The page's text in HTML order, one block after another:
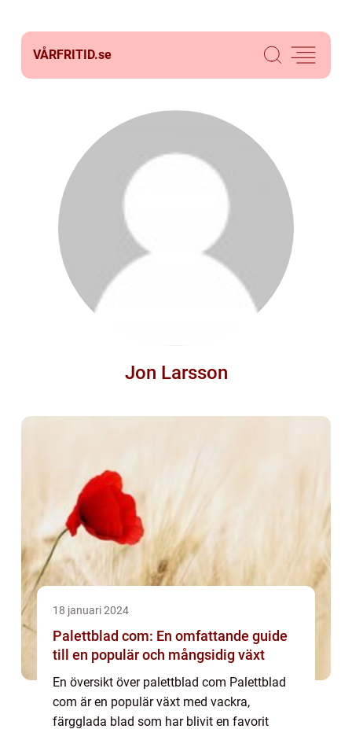
VÅRFRITID.se
Jon Larsson
18 januari 2024
Palettblad com: En omfattande guide
till en populär och mångsidig växt
En översikt över palettblad com Palettblad
com är en populär växt med vackra,
färgglada blad som har blivit en favorit